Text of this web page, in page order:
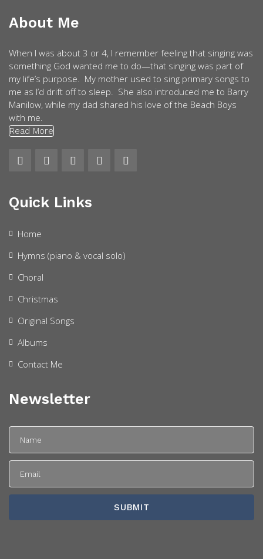
About Me
When I was about 3 or 4, I remember feeling that singing was
something God wanted me to do—that singing was part of
my life’s purpose. My mother used to sing primary songs to
me as I’d drift off to sleep. She also introduced me to Barry
Manilow, while my dad shared his love of the Beach Boys
with me.
Read More
Quick Links
Home
Hymns (piano & vocal solo)
Choral
Christmas
Original Songs
Albums
Contact Me
Newsletter